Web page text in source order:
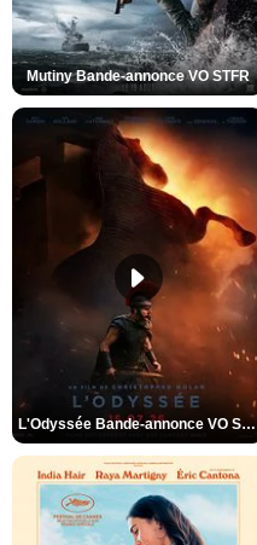
Mutiny Bande-annonce VO STFR
L'Odyssée Bande-annonce VO STFR